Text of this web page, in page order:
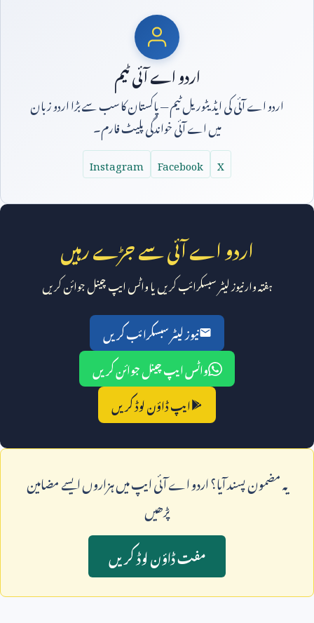
اردو اے آئی ٹیم
اردو اے آئی کی ایڈیٹوریل ٹیم — پاکستان کا سب سے بڑا اردو زبان
میں اے آئی خواندگی پلیٹ فارم۔
X
Facebook
Instagram
اردو اے آئی سے جڑے رہیں
ہفتہ وار نیوز لیٹر سبسکرائب کریں یا واٹس ایپ چینل جوائن کریں
نیوز لیٹر سبسکرائب کریں
واٹس ایپ چینل جوائن کریں
ایپ ڈاؤن لوڈ کریں
يہ مضمون پسند آيا؟ اردو اے آئی ايپ ميں ہزاروں ايسے مضامين
پڑھيں
مفت ڈاؤن لوڈ کريں